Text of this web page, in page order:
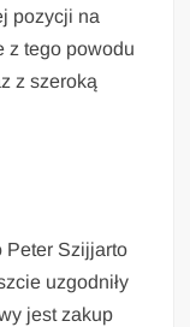
pozycji na
z tego powodu
z szeroką
Peter Szijjarto
uzgodniły
jest zakup